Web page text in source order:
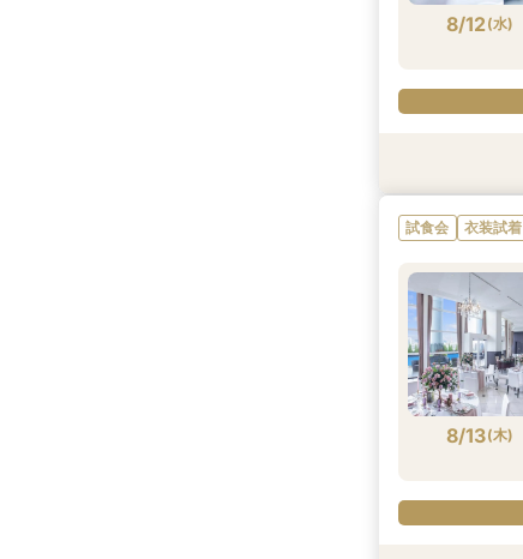
8/12(水)
8/12(水)
8/12(水)
8/12(水)
試食会 衣装試着
8/13(木)